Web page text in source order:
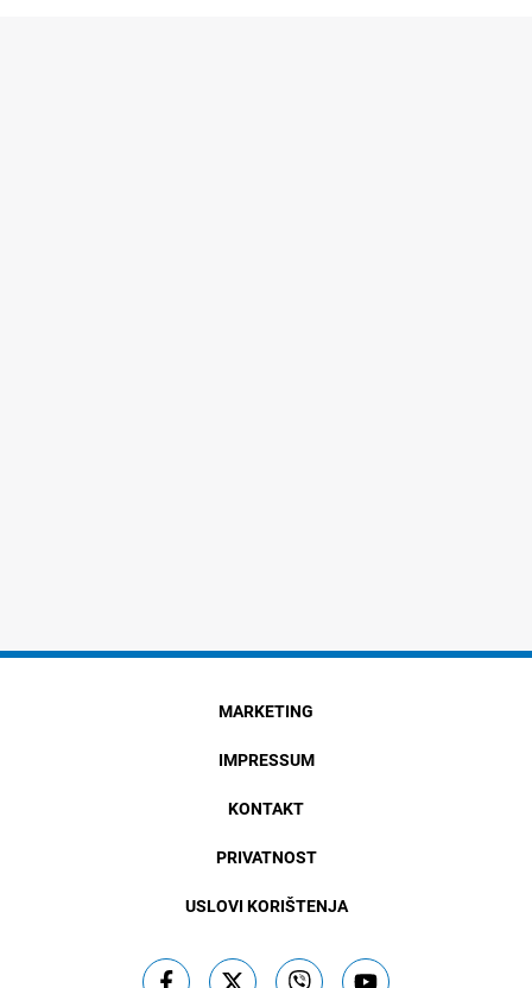
MARKETING
IMPRESSUM
KONTAKT
PRIVATNOST
USLOVI KORIŠTENJA